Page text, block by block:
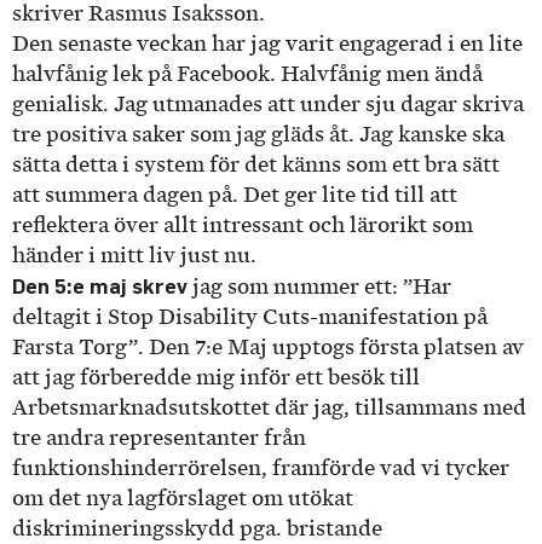
skriver Rasmus Isaksson.
Den senaste veckan har jag varit engagerad i en lite
halvfånig lek på Facebook. Halvfånig men ändå
genialisk. Jag utmanades att under sju dagar skriva
tre positiva saker som jag gläds åt. Jag kanske ska
sätta detta i system för det känns som ett bra sätt
att summera dagen på. Det ger lite tid till att
reflektera över allt intressant och lärorikt som
händer i mitt liv just nu.
Den 5:e maj skrev jag som nummer ett: ”Har
deltagit i Stop Disability Cuts-manifestation på
Farsta Torg”. Den 7:e Maj upptogs första platsen av
att jag förberedde mig inför ett besök till
Arbetsmarknadsutskottet där jag, tillsammans med
tre andra representanter från
funktionshinderrörelsen, framförde vad vi tycker
om det nya lagförslaget om utökat
diskrimineringsskydd pga. bristande